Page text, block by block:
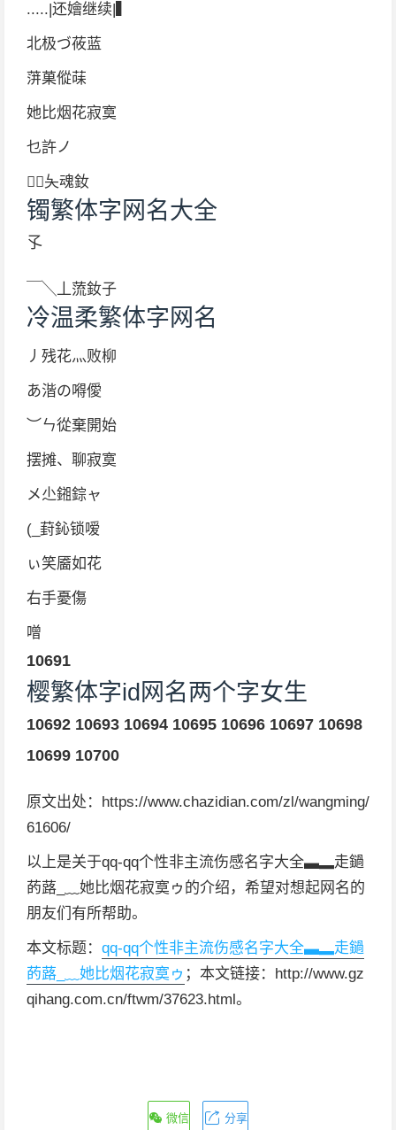
.....|还嬒继续|▍
北极づ莜蓝
蓱菓傱菋
她比烟花寂寞
乜許ノ
｛夨魂釹
镯繁体字网名大全
孓
￣╲丄蓅釹子
冷温柔繁体字网名
丿残花灬败柳
あ湝の嘚僾
︶ㄣ從棄開始
摆摊、聊寂寞
メ尐鎺錝ャ
(_葑鈊锁嗳
ぃ笑靥如花
右手憂傷
噌
10691
樱繁体字id网名两个字女生
10692 10693 10694 10695 10696 10697 10698
10699 10700
原文出处：https://www.chazidian.com/zl/wangming/
61606/
以上是关于qq-qq个性非主流伤感名字大全▃▂走鐹
菂蕗_﹏她比烟花寂寞ゥ的介绍，希望对想起网名的
朋友们有所帮助。
本文标题： qq-qq个性非主流伤感名字大全▃▂走鐹
菂蕗_﹏她比烟花寂寞ゥ ；本文链接：http://www.gz
qihang.com.cn/ftwm/37623.html。
微信 分享